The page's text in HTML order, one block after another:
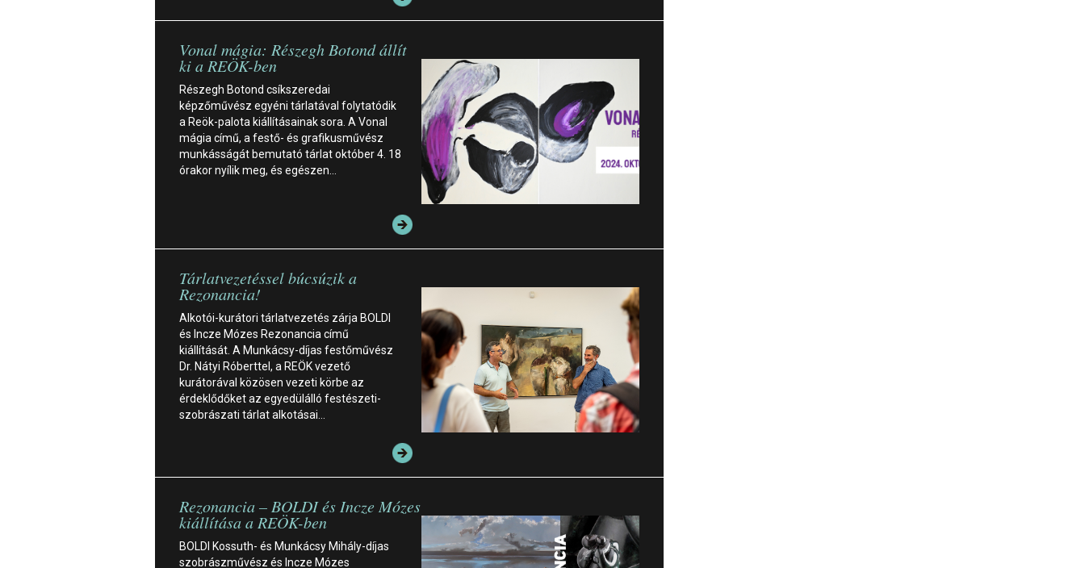
Vonal mágia: Részegh Botond állít
ki a REÖK-ben
Részegh Botond csíkszeredai
képzőművész egyéni tárlatával folytatódik
a Reök-palota kiállításainak sora. A Vonal
mágia című, a festő- és grafikusművész
munkásságát bemutató tárlat október 4. 18
órakor nyílik meg, és egészen…
Tárlatvezetéssel búcsúzik a
Rezonancia!
Alkotói-kurátori tárlatvezetés zárja BOLDI
és Incze Mózes Rezonancia című
kiállítását. A Munkácsy-díjas festőművész
Dr. Nátyi Róberttel, a REÖK vezető
kurátorával közösen vezeti körbe az
érdeklődőket az egyedülálló festészeti-
szobrászati tárlat alkotásai…
Rezonancia – BOLDI és Incze Mózes
kiállítása a REÖK-ben
BOLDI Kossuth- és Munkácsy Mihály-díjas
szobrászművész és Incze Mózes